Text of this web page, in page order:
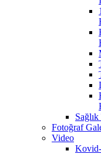
Fotoğraf
Video
Kovid-